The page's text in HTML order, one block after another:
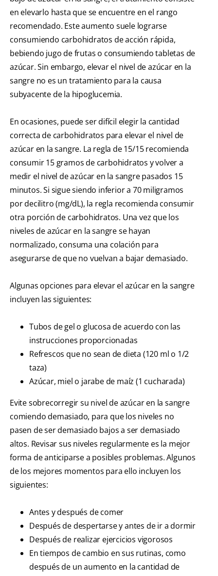
en elevarlo hasta que se encuentre en el rango
recomendado. Este aumento suele lograrse
consumiendo carbohidratos de acción rápida,
bebiendo jugo de frutas o consumiendo tabletas de
azúcar. Sin embargo, elevar el nivel de azúcar en la
sangre no es un tratamiento para la causa
subyacente de la hipoglucemia.
En ocasiones, puede ser difícil elegir la cantidad
correcta de carbohidratos para elevar el nivel de
azúcar en la sangre. La regla de 15/15 recomienda
consumir 15 gramos de carbohidratos y volver a
medir el nivel de azúcar en la sangre pasados 15
minutos. Si sigue siendo inferior a 70 miligramos
por decilitro (mg/dL), la regla recomienda consumir
otra porción de carbohidratos. Una vez que los
niveles de azúcar en la sangre se hayan
normalizado, consuma una colación para
asegurarse de que no vuelvan a bajar demasiado.
Algunas opciones para elevar el azúcar en la sangre
incluyen las siguientes:
Tubos de gel o glucosa de acuerdo con las
instrucciones proporcionadas
Refrescos que no sean de dieta (120 ml o 1/2
taza)
Azúcar, miel o jarabe de maíz (1 cucharada)
Evite sobrecorregir su nivel de azúcar en la sangre
comiendo demasiado, para que los niveles no
pasen de ser demasiado bajos a ser demasiado
altos. Revisar sus niveles regularmente es la mejor
forma de anticiparse a posibles problemas. Algunos
de los mejores momentos para ello incluyen los
siguientes:
Antes y después de comer
Después de despertarse y antes de ir a dormir
Después de realizar ejercicios vigorosos
En tiempos de cambio en sus rutinas, como
después de un aumento en la cantidad de